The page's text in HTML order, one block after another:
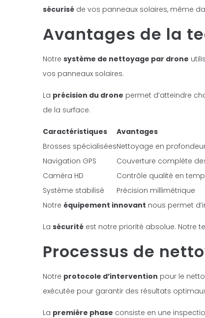
sécurisé de vos panneaux solaires, même
Avantages de la
Notre système de nettoyage par drone
vos panneaux solaires.
La précision du drone permet d’atteindre
de la surface.
Caractéristiques
Avantages
Brosses spécialiséesNettoyage en
Navigation GPS
Couverture complète
Caméra HD
Contrôle qualité en
Système stabilisé
Précision millimétrique
Notre équipement innovant nous permet
La sécurité est notre priorité absolue. Notre
Processus de
Notre protocole d’intervention pour le
exécutée pour garantir des résultats
La première phase consiste en une